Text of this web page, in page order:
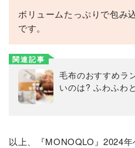
ボリュームたっぷりで包み
です。
関連記事
毛布のおすすめラ
いのは? ふわふわ
以上、『MONOQLO』2024年